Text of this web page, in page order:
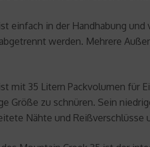
einfach in der Handhabung
werden. Mehrere
mit 35 Litern Packvolumen für
Größe zu schnüren. Sein
Nähte und